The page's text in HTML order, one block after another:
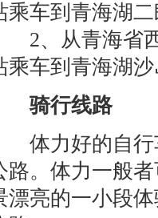
乘车到青海湖
2、从青海省西
乘车到青海湖
骑行线路
体力好的自行
路。体力一般
漂亮的一小段